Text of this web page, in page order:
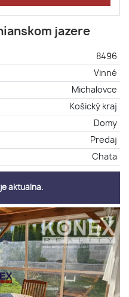
jazere
8496
Vinné
Michalovce
Košický kraj
Domy
Predaj
Chata
aktuálna.